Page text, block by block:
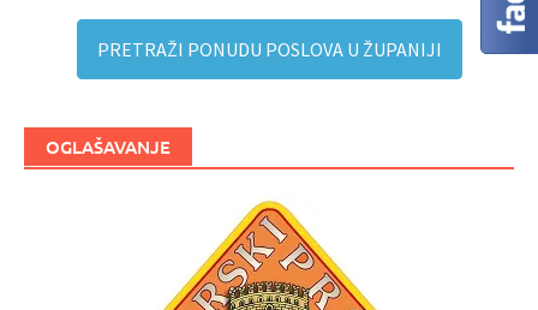
PRETRAŽI PONUDU POSLOVA U ŽUPANIJI
OGLAŠAVANJE